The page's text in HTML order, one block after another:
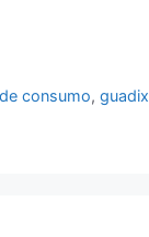
consumo,guadix